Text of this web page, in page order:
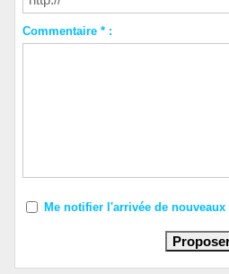
Commentaire * :
Me notifier l'arrivée de